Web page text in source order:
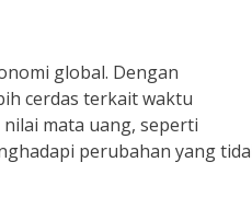
global. Dengan
cerdas terkait waktu
mata uang, seperti
perubahan yang